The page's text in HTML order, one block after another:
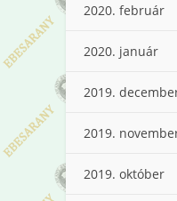
2020. február
2020. január
2019.
2019.
2019. október